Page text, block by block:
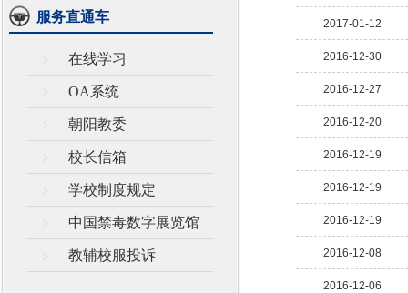
服务直通车
在线学习
OA系统
朝阳教委
校长信箱
学校制度规定
中国禁毒数字展览馆
教辅校服投诉
2017-01-12
2016-12-30
2016-12-27
2016-12-20
2016-12-19
2016-12-19
2016-12-19
2016-12-08
2016-12-06